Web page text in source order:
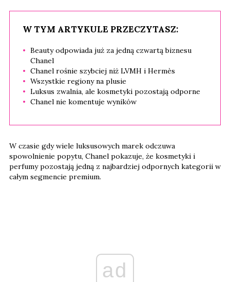
W TYM ARTYKULE PRZECZYTASZ:
Beauty odpowiada już za jedną czwartą biznesu
Chanel
Chanel rośnie szybciej niż LVMH i Hermès
Wszystkie regiony na plusie
Luksus zwalnia, ale kosmetyki pozostają odporne
Chanel nie komentuje wyników
W czasie gdy wiele luksusowych marek odczuwa
spowolnienie popytu, Chanel pokazuje, że kosmetyki i
perfumy pozostają jedną z najbardziej odpornych kategorii w
całym segmencie premium.
ad